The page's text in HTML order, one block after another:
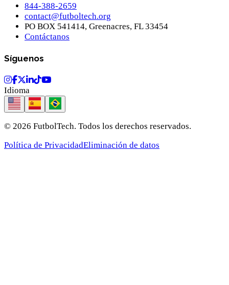
844-388-2659
contact@futboltech.org
PO BOX 541414, Greenacres, FL 33454
Contáctanos
Síguenos
Idioma
© 2026 FutbolTech. Todos los derechos reservados.
Política de PrivacidadEliminación de datos